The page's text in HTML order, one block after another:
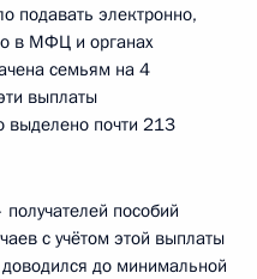
подавать электронно,
в МФЦ и органах
семьям на 4
выплаты
выделено почти 213
пособий
с учётом этой выплаты
до минимальной